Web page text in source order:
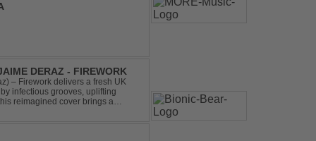
DERAZ - FIREWORK
– Firework delivers a fresh UK
infectious grooves, uplifting
reimagined cover brings a